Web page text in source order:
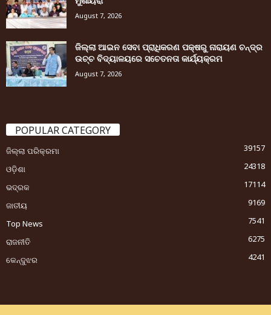
August 7, 2026
ଜିଲ୍ଲା ଆଇନ ସେବା ପ୍ରାଧିକରଣ ପକ୍ଷରୁ ନାରାୟଣ ଚନ୍ଦ୍ର
ଉଚ୍ଚ ବିଦ୍ୟାଳୟରେ ସଚେତନତା କାର୍ଯ୍ୟକ୍ରମ
August 7, 2026
POPULAR CATEGORY
ଜିଲ୍ଲା ପରିକ୍ରମା
39157
ଓଡ଼ିଶା
24318
ଭଦ୍ରକ
17114
ଜାତୀୟ
9169
Top News
7541
ରାଜନୀତି
6275
କେନ୍ଦୁଝର
4241